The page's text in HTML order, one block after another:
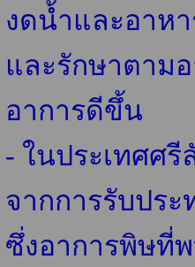
งดน้ำและอาหา
และรักษาตาม
อาการดีขึ้น
- ในประเทศศรี
จากการรับปร
ซึ่งอาการพิษที่